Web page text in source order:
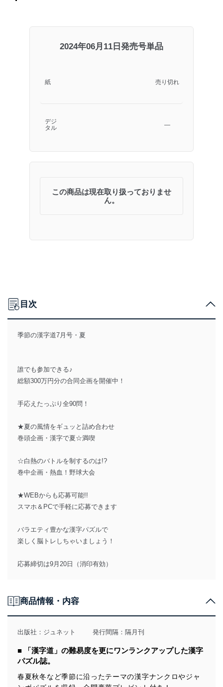
2024年06月11日発売号単品
紙 売り切れ
デジ
タル
―
この商品は現在取り扱っておりませ
ん。
目次
季節の漢字道7月号・夏
誰でも参加できる♪
総額300万円分の合同企画を開催中！
手応えたっぷり全90問！
★夏の風情をギュッと詰め合わせ
巻頭企画・漢字で夏☆満喫
☆白熱のバトルを制するのは!?
巻中企画・熱血！野球大会
★WEBからも応募可能!!
スマホ＆PCで手軽に応募できます
バラエティ豊かな漢字パズルで
楽しく脳トレしちゃいましょう！
応募締切は9月20日（消印有効）
商品情報・内容
出版社： ジュネット 発行間隔：隔月刊
■ 「漢字道」の難易度を更にワンランクアップした漢字
パズル誌。
春夏秋冬など季節に沿ったテーマの漢字ナンクロやジャ